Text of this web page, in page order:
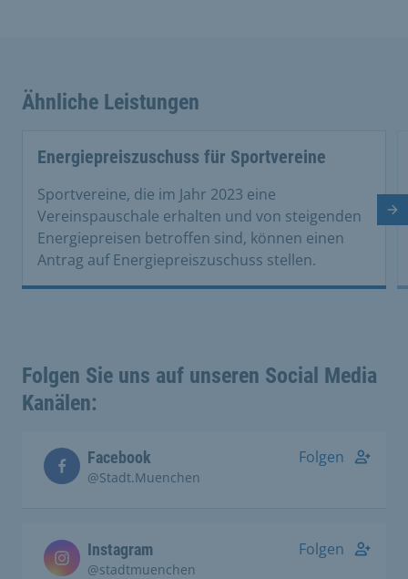
Ähnliche Leistungen
Energiepreiszuschuss für Sportvereine
Sportvereine, die im Jahr 2023 eine
Vereinspauschale erhalten und von steigenden
Energiepreisen betroffen sind, können einen
Antrag auf Energiepreiszuschuss stellen.
Folgen Sie uns auf unseren Social Media
Kanälen:
Facebook
@Stadt.Muenchen
Folgen
Instagram
@stadtmuenchen
Folgen